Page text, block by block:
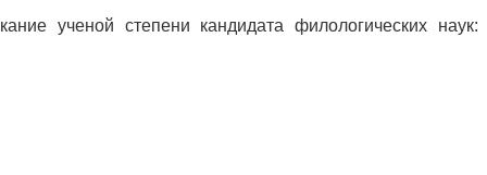
ученой степени кандидата филологических наук: